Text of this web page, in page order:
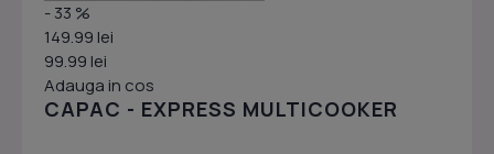
- 33 %
149.99 lei
99.99 lei
Adauga in cos
CAPAC - EXPRESS MULTICOOKER